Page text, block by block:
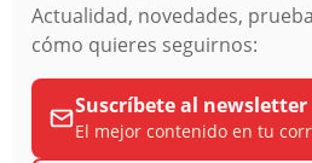
Actualidad, novedades,
cómo quieres seguirnos:
Suscríbete al newsletter
El mejor contenido en tu